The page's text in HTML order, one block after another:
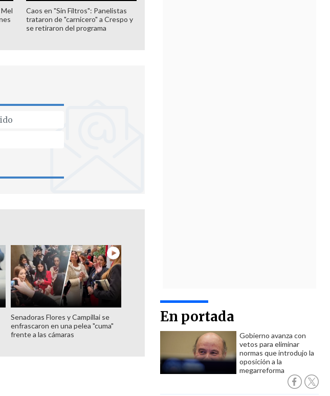
En portada
Gobierno avanza con
vetos para eliminar
normas que introdujo la
oposición a la
megarreforma
Caos en "Sin Filtros": Panelistas
trataron de "carnicero" a Crespo y
se retiraron del programa
Senadoras Flores y Campillai se
enfrascaron en una pelea "cuma"
frente a las cámaras